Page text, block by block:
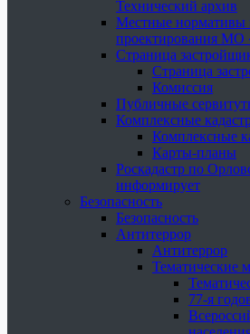
Технический архив
Местные нормативы
проектирования МО
Страница
Страница
Комиссия
Публичные
Комплексные
Комплексные
Карты-планы
Роскадастр по
информирует
Безопасность
Безопасность
Антитеррор
Антитеррор
Тематические
77-я